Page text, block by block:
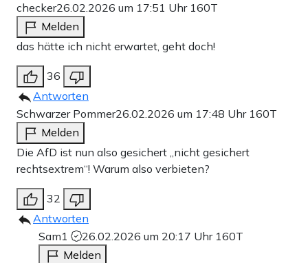
checker26.02.2026 um 17:51 Uhr 160T
Melden
das hätte ich nicht erwartet, geht doch!
36
Antworten
Schwarzer Pommer26.02.2026 um 17:48 Uhr 160T
Melden
Die AfD ist nun also gesichert „nicht gesichert
rechtsextrem“! Warum also verbieten?
32
Antworten
Sam1
26.02.2026 um 20:17 Uhr 160T
Melden